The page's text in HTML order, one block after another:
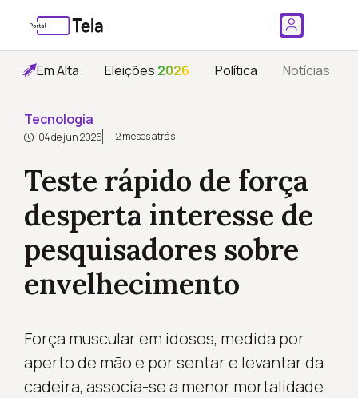
Em Alta Eleições 2026 Política Notícias
Tecnologia
04 de jun 2026 2 meses atrás
Teste rápido de força
desperta interesse de
pesquisadores sobre
envelhecimento
Força muscular em idosos, medida por
aperto de mão e por sentar e levantar da
cadeira, associa-se a menor mortalidade